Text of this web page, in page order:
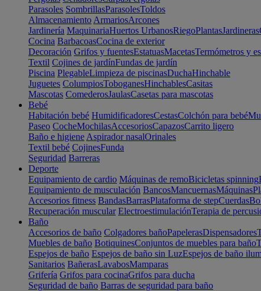
Parasoles SombrillasParasolesToldos
Almacenamiento ArmariosArcones
Jardinería MaquinariaHuertos UrbanosRiegoPlantasJardineras
Cocina BarbacoasCocina de exterior
Decoración Grifos y fuentesEstatuasMacetasTermómetros y
Textil Cojines de jardínFundas de jardín
Piscina PlegableLimpieza de piscinasDuchaHinchable
Juguetes ColumpiosToboganesHinchablesCasitas
Mascotas ComederosJaulasCasetas para mascotas
Bebé
Habitación bebé HumidificadoresCestasColchón para bebé
Paseo CocheMochilasAccesoriosCapazosCarrito ligero
Baño e higiene Aspirador nasalOrinales
Textil bebé CojinesFunda
Seguridad Barreras
Deporte
Equipamiento de cardio Máquinas de remoBicicletas spinning
Equipamiento de musculación BancosMancuernasMáquinas
Accesorios fitness BandasBarrasPlataforma de stepCuerdas
Recuperación muscular ElectroestimulaciónTerapia de
Baño
Accesorios de baño Colgadores bañoPapelerasDispensadores
Muebles de baño BotiquinesConjuntos de muebles para baño
Espejos de baño Espejos de baño sin LuzEspejos de baño
Sanitarios BañerasLavabosMamparas
Grifería Grifos para cocinaGrifos para ducha
Seguridad de baño Barras de seguridad para baño